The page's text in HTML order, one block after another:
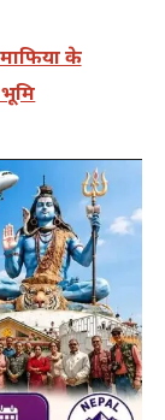
के